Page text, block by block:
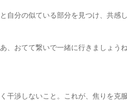
自分の似ている部分を見つけ、共感し
、おてて繋いで一緒に行きましょう
干渉しないこと。これが、焦りを克